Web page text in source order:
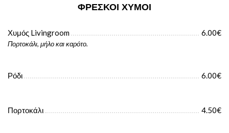
ΦΡΈΣΚΟΙ ΧΥΜΟΊ
Χυμός Livingroom 6.00€
Πορτοκάλι, μήλο και καρότο.
Ρόδι 6.00€
Πορτοκάλι 4.50€